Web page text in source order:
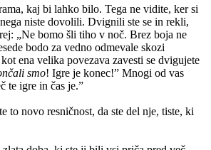
kaj bi lahko bilo. Tega ne vidite, ker si
niste dovolili. Dvignili ste se in rekli,
„Ne bomo šli tiho v noč. Brez boja ne
bodo za vedno odmevale skozi
ena velika povezava zavesti se dvigujete
smo! Igre je konec!” Mnogi od vas
te igre in čas je.”
to novo resničnost, da ste del nje, tiste, ki